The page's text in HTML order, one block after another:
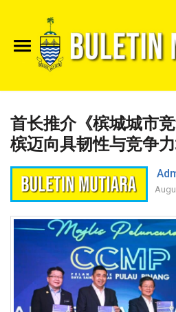
首长推介《槟城城市
槟迈向具韧性与竞争